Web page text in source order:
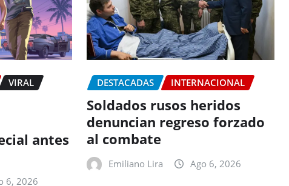
VIRAL
antes
6, 2026
DESTACADAS INTERNACIONAL
Soldados rusos heridos
denuncian regreso forzado
al combate
Emiliano Lira Ago 6, 2026